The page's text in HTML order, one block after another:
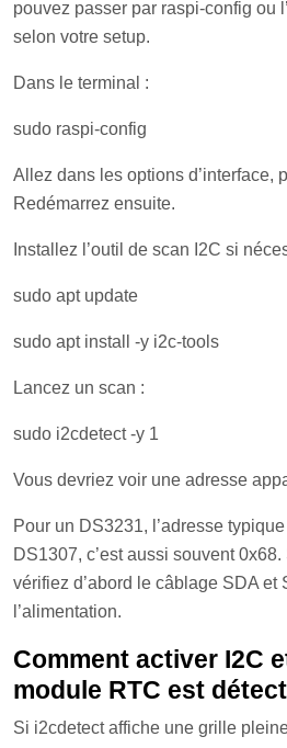
pouvez passer par raspi-config ou
selon votre setup.
Dans le terminal :
sudo raspi-config
Allez dans les options d’interface,
Redémarrez ensuite.
Installez l’outil de scan I2C si
sudo apt update
sudo apt install -y i2c-tools
Lancez un scan :
sudo i2cdetect -y 1
Vous devriez voir une adresse
Pour un DS3231, l’adresse
DS1307, c’est aussi souvent
vérifiez d’abord le câblage SDA et
l’alimentation.
Comment activer I2C
module RTC est
Si i2cdetect affiche une grille